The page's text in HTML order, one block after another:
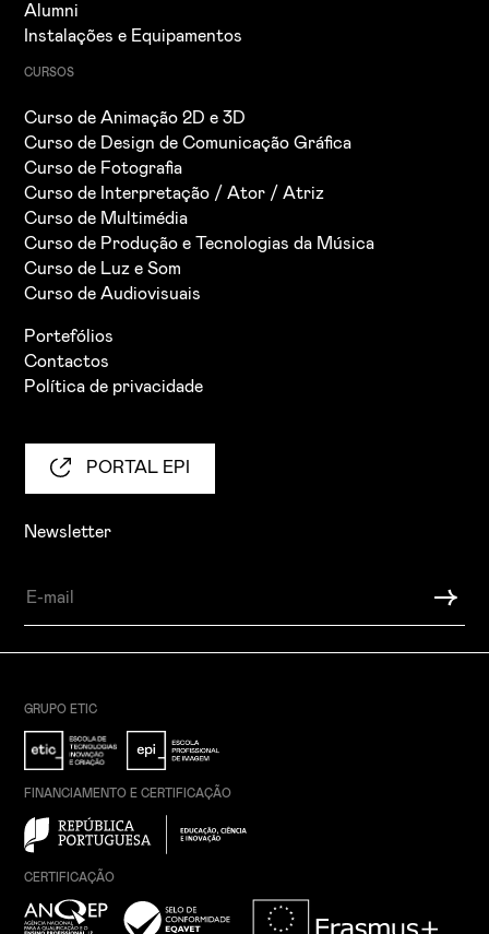
Alumni
Instalações e Equipamentos
CURSOS
Curso de Animação 2D e 3D
Curso de Design de Comunicação Gráfica
Curso de Fotografia
Curso de Interpretação / Ator / Atriz
Curso de Multimédia
Curso de Produção e Tecnologias da Música
Curso de Luz e Som
Curso de Audiovisuais
Portefólios
Contactos
Política de privacidade
PORTAL EPI
Newsletter
GRUPO ETIC
FINANCIAMENTO E CERTIFICAÇÃO
CERTIFICAÇÃO